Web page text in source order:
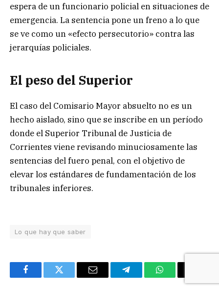
espera de un funcionario policial en situaciones de
emergencia. La sentencia pone un freno a lo que
se ve como un «efecto persecutorio» contra las
jerarquías policiales.
El peso del Superior
El caso del Comisario Mayor absuelto no es un
hecho aislado, sino que se inscribe en un período
donde el Superior Tribunal de Justicia de
Corrientes viene revisando minuciosamente las
sentencias del fuero penal, con el objetivo de
elevar los estándares de fundamentación de los
tribunales inferiores.
Lo que hay que saber
FacebookTwitter Email TelegramWhatsApp